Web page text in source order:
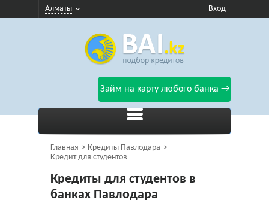
Алматы Вход
Займ на карту любого банка →
Главная
Кредиты Павлодара
Кредит для студентов
Кредиты для студентов в
банках Павлодара